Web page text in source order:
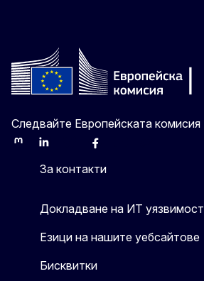
Следвайте Европейската комисия
MastodonLinkedInBlueskyFacebook
За контакти
Докладване на ИТ уязвимост
Езици на нашите уебсайтове
Бисквитки